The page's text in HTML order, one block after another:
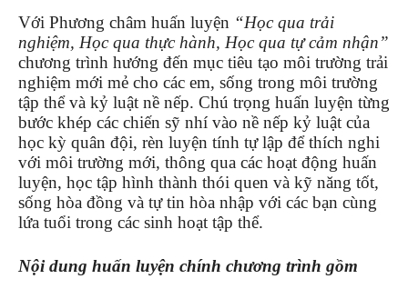
Với Phương châm huấn luyện “Học qua trải
nghiệm, Học qua thực hành, Học qua tự cảm nhận”
chương trình hướng đến mục tiêu tạo môi trường trải
nghiệm mới mẻ cho các em, sống trong môi trường
tập thể và kỷ luật nề nếp. Chú trọng huấn luyện từng
bước khép các chiến sỹ nhí vào nề nếp kỷ luật của
học kỳ quân đội, rèn luyện tính tự lập để thích nghi
với môi trường mới, thông qua các hoạt động huấn
luyện, học tập hình thành thói quen và kỹ năng tốt,
sống hòa đồng và tự tin hòa nhập với các bạn cùng
lứa tuổi trong các sinh hoạt tập thể.
Nội dung huấn luyện chính chương trình gồm